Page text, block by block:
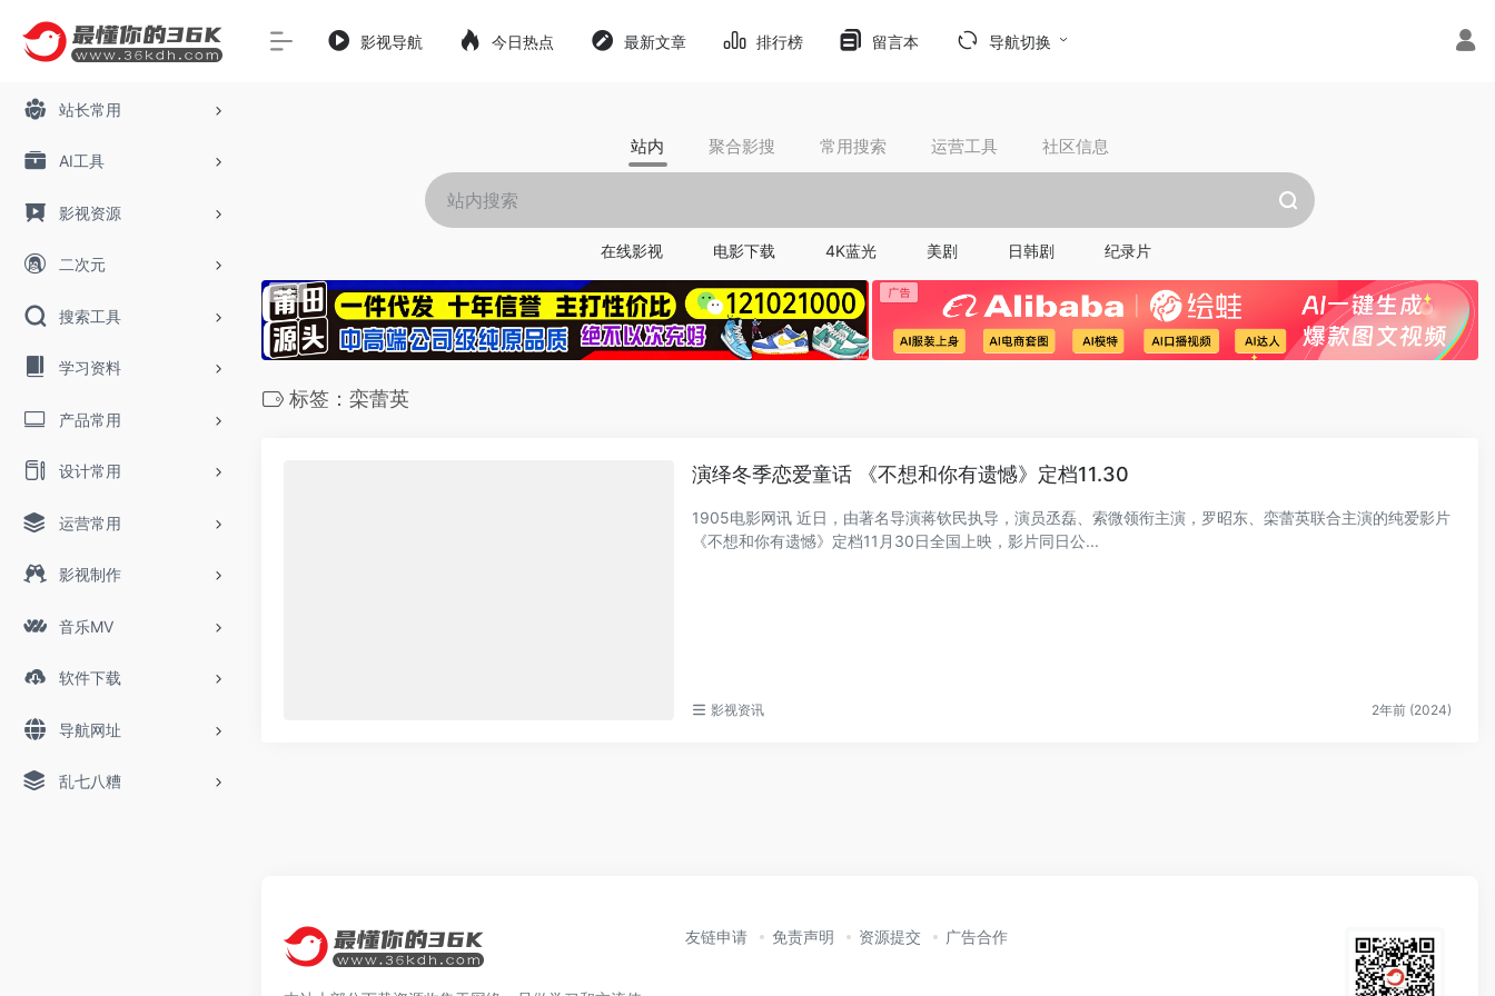
站长常用
AI工具
影视资源
二次元
搜索工具
学习资料
产品常用
设计常用
运营常用
影视制作
音乐MV
软件下载
导航网址
乱七八糟
影视导航 今日热点 最新文章 排行榜 留言本 导航切换
站内 聚合影搜 常用搜索 运营工具 社区信息
在线影视 电影下载 4K蓝光 美剧 日韩剧 纪录片
标签：栾蕾英
演绎冬季恋爱童话 《不想和你有遗憾》定档11.30
1905电影网讯 近日，由著名导演蒋钦民执导，演员丞磊、索微领衔主演，罗昭东、栾蕾英联合主演的纯爱影片
《不想和你有遗憾》定档11月30日全国上映，影片同日公...
影视资讯 2年前 (2024)
友链申请 免责声明 资源提交 广告合作